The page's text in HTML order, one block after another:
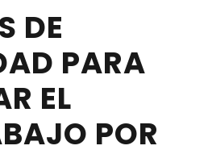
DE
PARA
EL
POR